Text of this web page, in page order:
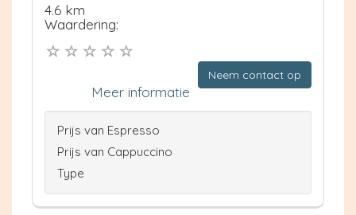
4.6 km
Waardering:
Neem contact op
Meer informatie
Prijs van Espresso
Prijs van Cappuccino
Type